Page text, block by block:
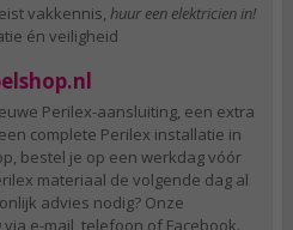
vakkennis, huur een elektricien in!
én veiligheid
Perilex-aansluiting, een extra
complete Perilex installatie in
bestel je op een werkdag vóór
materiaal de volgende dag al
advies nodig? Onze
e-mail, telefoon of Facebook.